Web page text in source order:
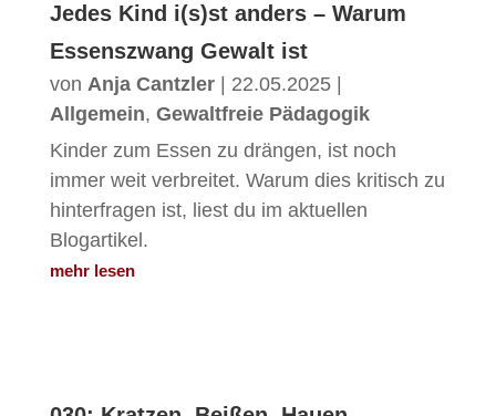
Jedes Kind i(s)st anders – Warum
Essenszwang Gewalt ist
von Anja Cantzler| 22.05.2025|
Allgemein, Gewaltfreie Pädagogik
Kinder zum Essen zu drängen, ist noch
immer weit verbreitet. Warum dies kritisch zu
hinterfragen ist, liest du im aktuellen
Blogartikel.
mehr lesen